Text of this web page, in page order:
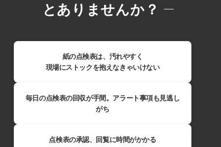
とありませんか？
紙の点検表は、汚れやすく
現場にストックを抱えなきゃいけない
毎日の点検表の回収が手間。アラート事項も見逃し
がち
点検表の承認、回覧に時間がかかる